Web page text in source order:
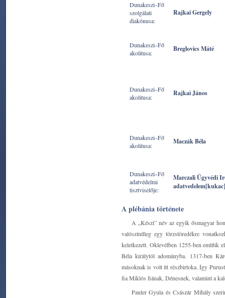
Dunakeszi–Fő
szolgálati
diakónusa:
Rajkai Gergely
Dunakeszi–Fő
akolitusa:
Breglovics Máté
Dunakeszi–Fő
akolitusa:
Rajkai János
Dunakeszi–Fő
akolitusa:
Maczák Béla
Dunakeszi–Fő
adatvédelmi
tisztviselője:
Marczali Ügyvédi
A plébánia története
A „Készi” név az egyik ősmagyar
valószínűleg egy törzstöredékre
keletkezett. Oklevélben 1255-ben említik
Béla királytól adományba. 1317-ben
másoknak is volt itt részbirtoka. Így
fia Miklós fiának, Dénesnek, valamint a
Pauler Gyula és Császár Mihály